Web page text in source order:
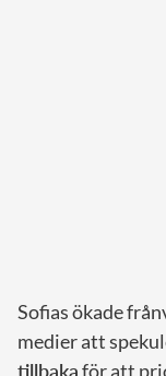
Sofias ökade
medier att
tillbakaför att